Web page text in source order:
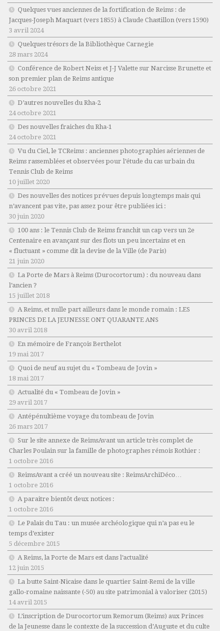
Quelques vues anciennes de la fortification de Reims : de
Jacques-Joseph Maquart (vers 1855) à Claude Chastillon (vers 1590)
3 avril 2024
Quelques trésors de la Bibliothèque Carnegie
28 mars 2024
Conférence de Robert Neiss et J-J Valette sur Narcisse Brunette et
son premier plan de Reims antique
26 octobre 2021
D’autres nouvelles du Rha-2
24 octobre 2021
Des nouvelles fraiches du Rha-1
24 octobre 2021
Vu du Ciel, le TCReims : anciennes photographies aériennes de
Reims rassemblées et observées pour l’étude du cas urbain du
Tennis Club de Reims
10 juillet 2020
Des nouvelles des notices prévues depuis longtemps mais qui
n’avancent pas vite, pas assez pour être publiées ici :
30 juin 2020
100 ans : le Tennis Club de Reims franchit un cap vers un 2e
Centenaire en avançant sur des flots un peu incertains et en
« fluctuant » comme dit la devise de la Ville (de Paris)
21 juin 2020
La Porte de Mars à Reims (Durocortorum) : du nouveau dans
l’ancien ?
15 juillet 2018
A Reims, et nulle part ailleurs dans le monde romain : LES
PRINCES DE LA JEUNESSE ONT QUARANTE ANS
30 avril 2018
En mémoire de François Berthelot
19 mai 2017
Quoi de neuf au sujet du « Tombeau de Jovin »
18 mai 2017
Actualité du « Tombeau de Jovin »
29 avril 2017
Antépénultième voyage du tombeau de Jovin
26 mars 2017
Sur le site annexe de ReimsAvant un article très complet de
Charles Poulain sur la famille de photographes rémois Rothier :
1 octobre 2016
ReimsAvant a créé un nouveau site : ReimsArchiDéco…
1 octobre 2016
A paraitre bientôt deux notices :
1 octobre 2016
Le Palais du Tau : un musée archéologique qui n’a pas eu le
temps d’exister
5 décembre 2015
A Reims, la Porte de Mars est dans l’actualité
12 juin 2015
La butte Saint-Nicaise dans le quartier Saint-Remi de la ville
gallo-romaine naissante (-50) au site patrimonial à valoriser (2015)
14 avril 2015
L’inscription de Durocortorum Remorum (Reims) aux Princes
de la Jeunesse dans le contexte de la succession d’Auguste et du culte